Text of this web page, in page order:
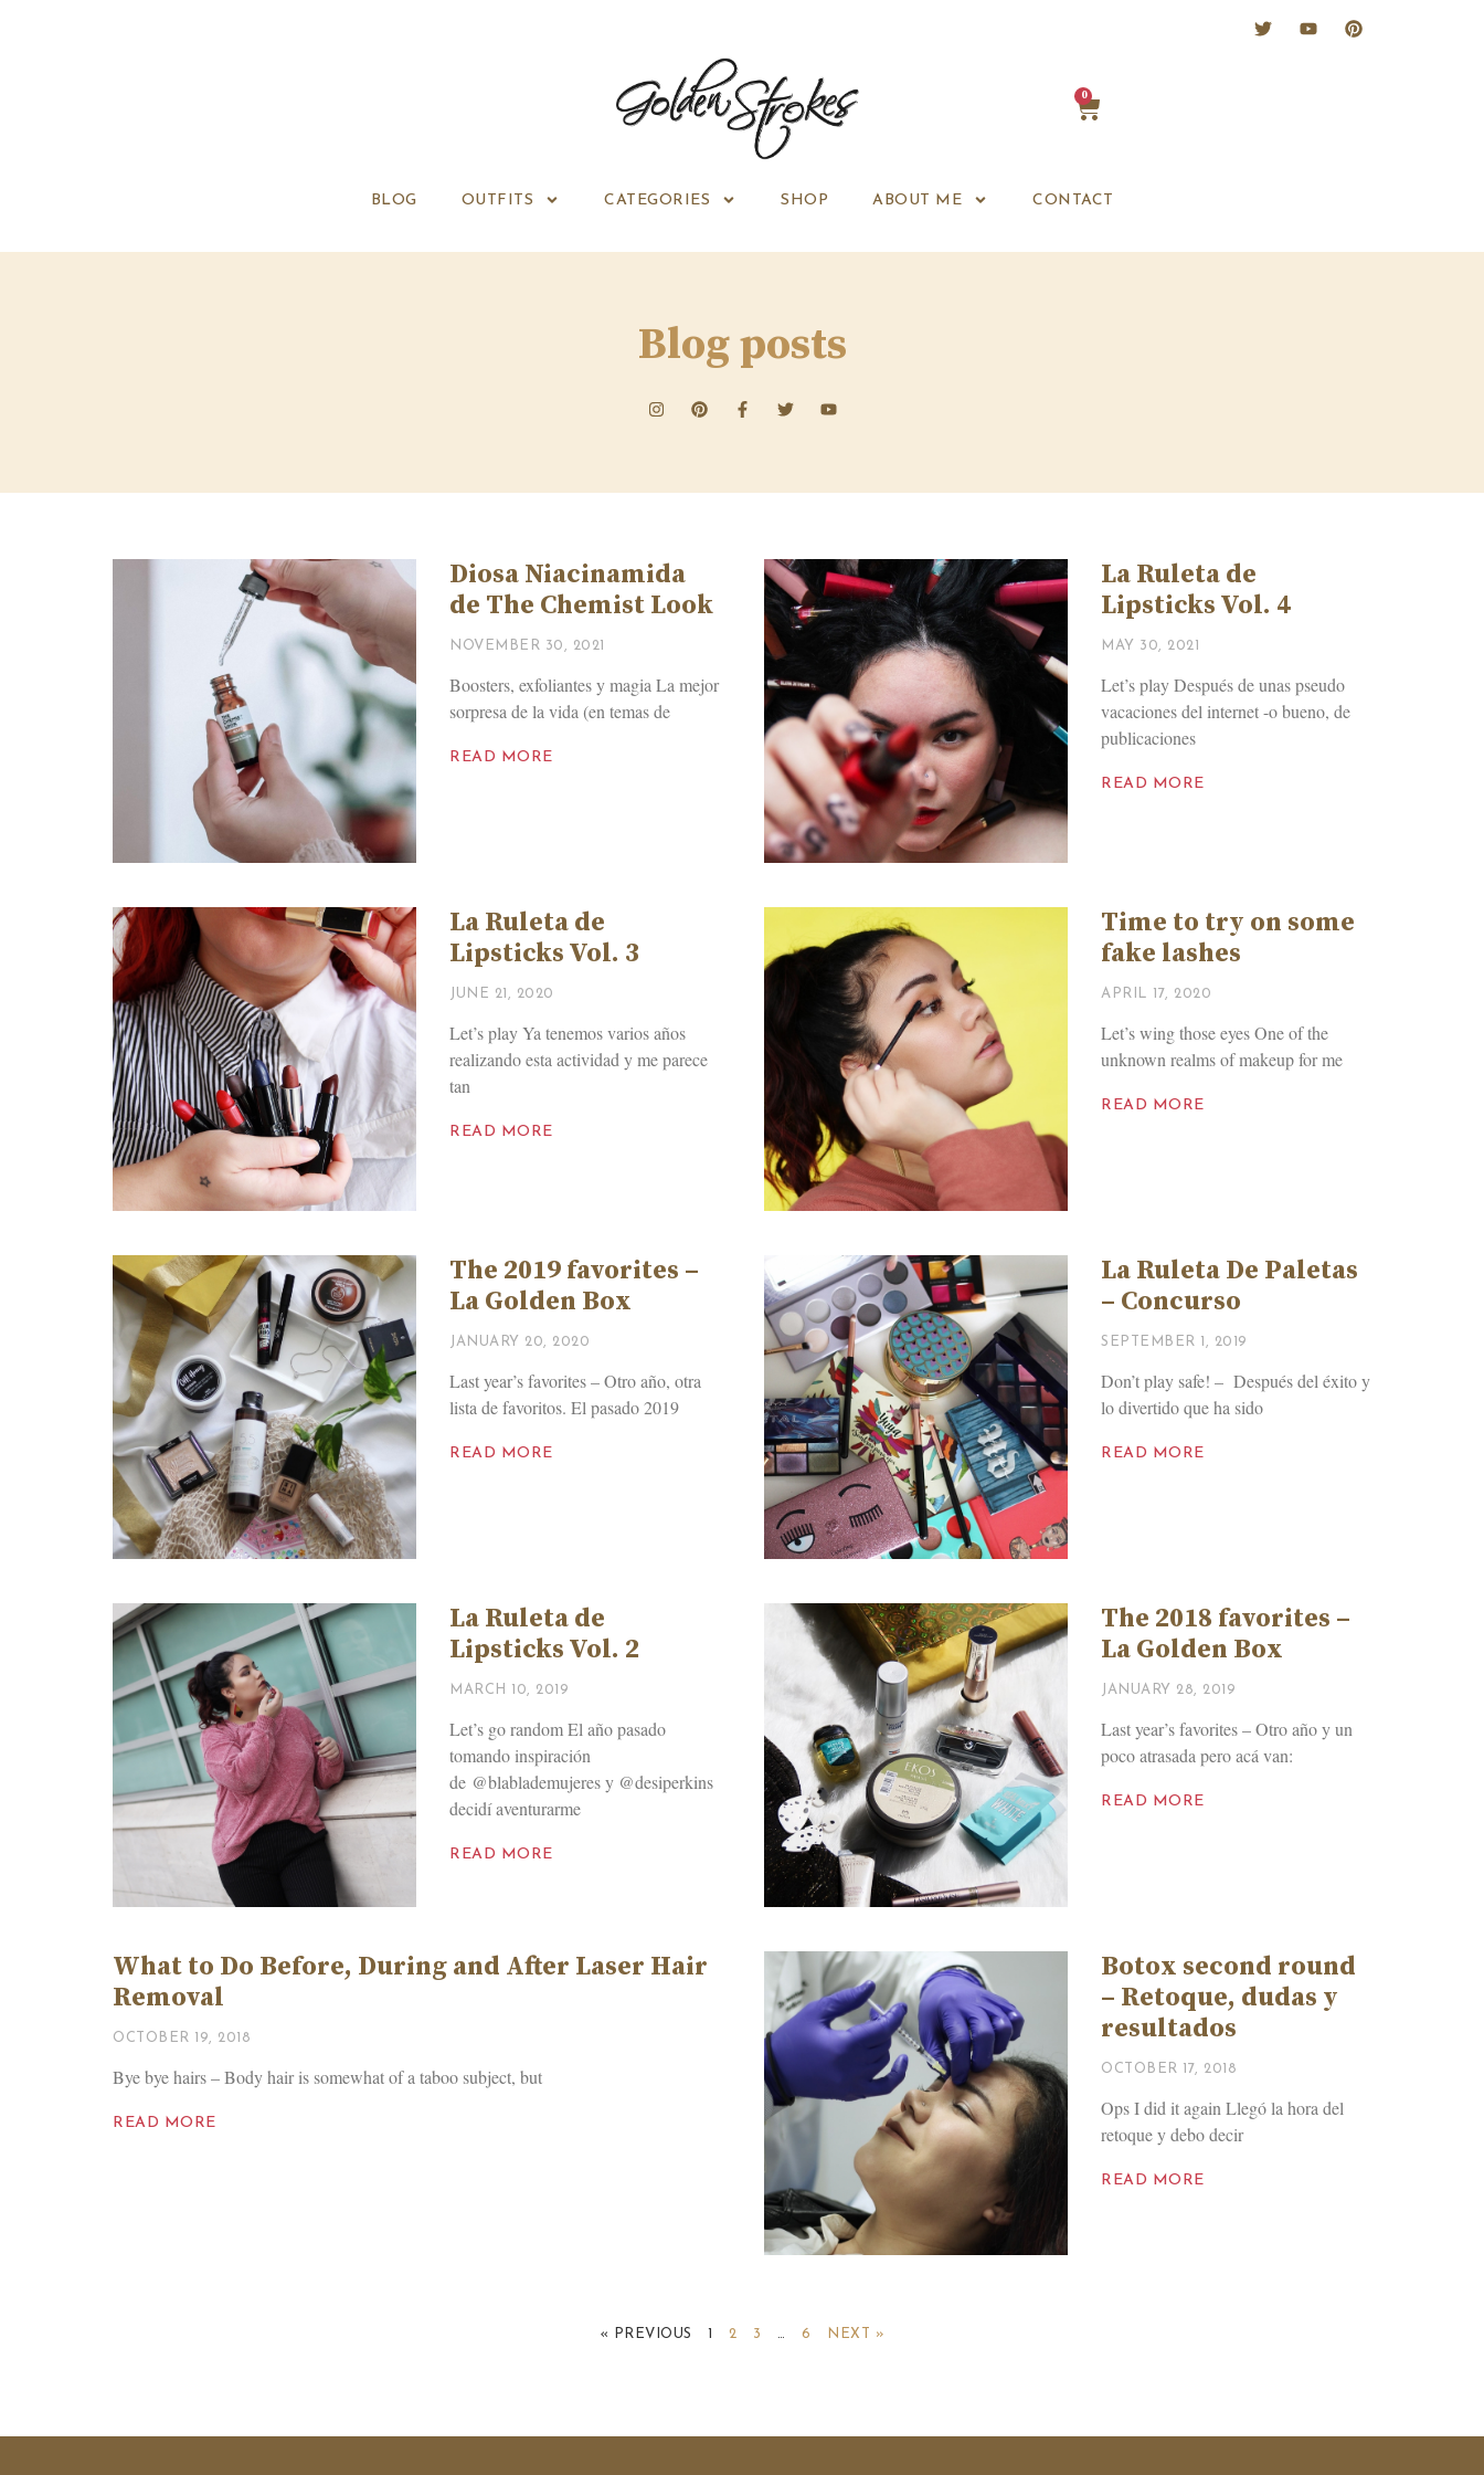
0
BLOG OUTFITS CATEGORIES SHOP ABOUT ME CONTACT
Blog posts
Diosa Niacinamida
de The Chemist Look
NOVEMBER 30, 2021
Boosters, exfoliantes y magia La mejor
sorpresa de la vida (en temas de
READ MORE
La Ruleta de
Lipsticks Vol. 4
MAY 30, 2021
Let’s play Después de unas pseudo
vacaciones del internet -o bueno, de
publicaciones
READ MORE
La Ruleta de
Lipsticks Vol. 3
JUNE 21, 2020
Let’s play Ya tenemos varios años
realizando esta actividad y me parece
tan
READ MORE
Time to try on some
fake lashes
APRIL 17, 2020
Let’s wing those eyes One of the
unknown realms of makeup for me
READ MORE
The 2019 favorites –
La Golden Box
JANUARY 20, 2020
Last year’s favorites – Otro año, otra
lista de favoritos. El pasado 2019
READ MORE
La Ruleta De Paletas
– Concurso
SEPTEMBER 1, 2019
Don’t play safe! – Después del éxito y
lo divertido que ha sido
READ MORE
La Ruleta de
Lipsticks Vol. 2
MARCH 10, 2019
Let’s go random El año pasado
tomando inspiración
de @blablademujeres y @desiperkins
decidí aventurarme
READ MORE
The 2018 favorites –
La Golden Box
JANUARY 28, 2019
Last year’s favorites – Otro año y un
poco atrasada pero acá van:
READ MORE
What to Do Before, During and After Laser Hair
Removal
OCTOBER 19, 2018
Bye bye hairs – Body hair is somewhat of a taboo subject, but
READ MORE
Botox second round
– Retoque, dudas y
resultados
OCTOBER 17, 2018
Ops I did it again Llegó la hora del
retoque y debo decir
READ MORE
« PREVIOUS 1 2 3 … 6 NEXT »